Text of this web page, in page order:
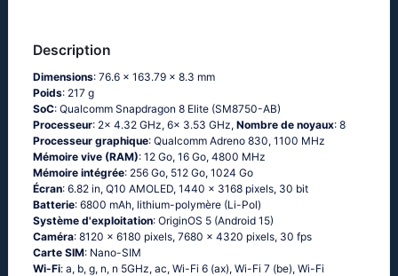
Description
Dimensions: 76.6 x 163.79 x 8.3 mm
Poids: 217 g
SoC: Qualcomm Snapdragon 8 Elite (SM8750-AB)
Processeur: 2x 4.32 GHz, 6x 3.53 GHz, Nombre de noyaux: 8
Processeur graphique: Qualcomm Adreno 830, 1100 MHz
Mémoire vive (RAM): 12 Go, 16 Go, 4800 MHz
Mémoire intégrée: 256 Go, 512 Go, 1024 Go
Écran: 6.82 in, Q10 AMOLED, 1440 x 3168 pixels, 30 bit
Batterie: 6800 mAh, lithium-polymère (Li-Pol)
Système d'exploitation: OriginOS 5 (Android 15)
Caméra: 8120 x 6180 pixels, 7680 x 4320 pixels, 30 fps
Carte SIM: Nano-SIM
Wi-Fi: a, b, g, n, n 5GHz, ac, Wi-Fi 6 (ax), Wi-Fi 7 (be), Wi-Fi